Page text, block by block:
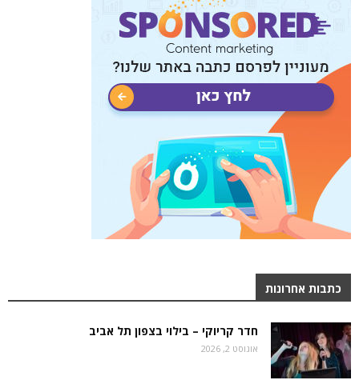
כתבות אחרונות
חדר קריוקי – בילוי בצפון תל אביב
אוגוסט 2, 2026